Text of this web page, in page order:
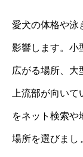
愛犬の体格や泳
影響します。小
広がる場所、大
上流部が向い
をネット検索や
場所を選びまし